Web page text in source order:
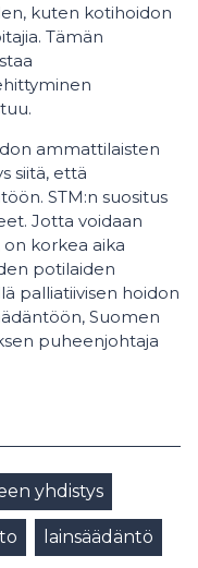
kuten kotihoidon
Tämän
ammattilaisten
siitä, että
STM:n suositus
Jotta voidaan
korkea aika
potilaiden
palliatiivisen hoidon
Suomen
puheenjohtaja
yhdistys
lainsäädäntö